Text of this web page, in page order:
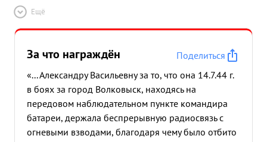
Ещё
За что награждён
Поделиться
«... Александру Васильевну за то, что она 14.7.44 г.
в боях за город Волковыск, находясь на
передовом наблюдательном пункте командира
батареи, держала беспрерывную радиосвязь с
огневыми взводами, благодаря чему было отбито